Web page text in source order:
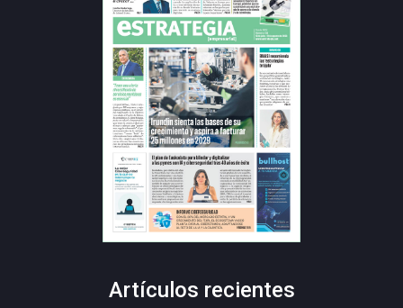
Artículos recientes